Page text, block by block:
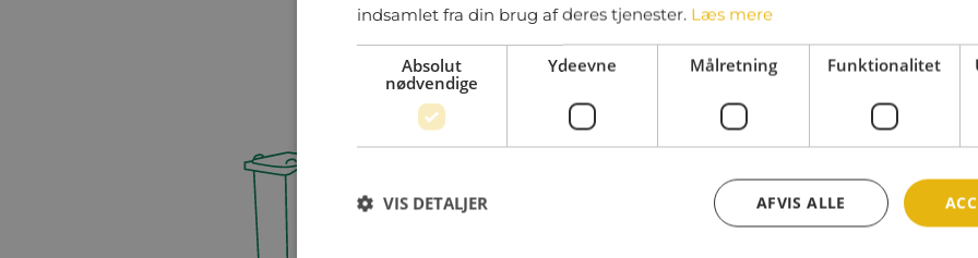
Nedgravede Molok-systemer, containere og
hjul til enhver opgave.
indsamlet fra din brug af deres tjenester. Læs mere
Absolut
nødvendige
Ydeevne Målretning Funktionalitet
AFVIS ALLE
VIS DETALJER